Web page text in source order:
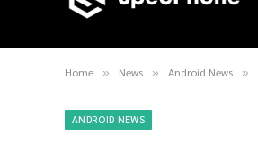
Home » News » Android News »
ANDROID NEWS